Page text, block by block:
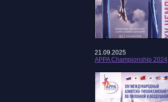
21.09.2025
APPA Championship 2024